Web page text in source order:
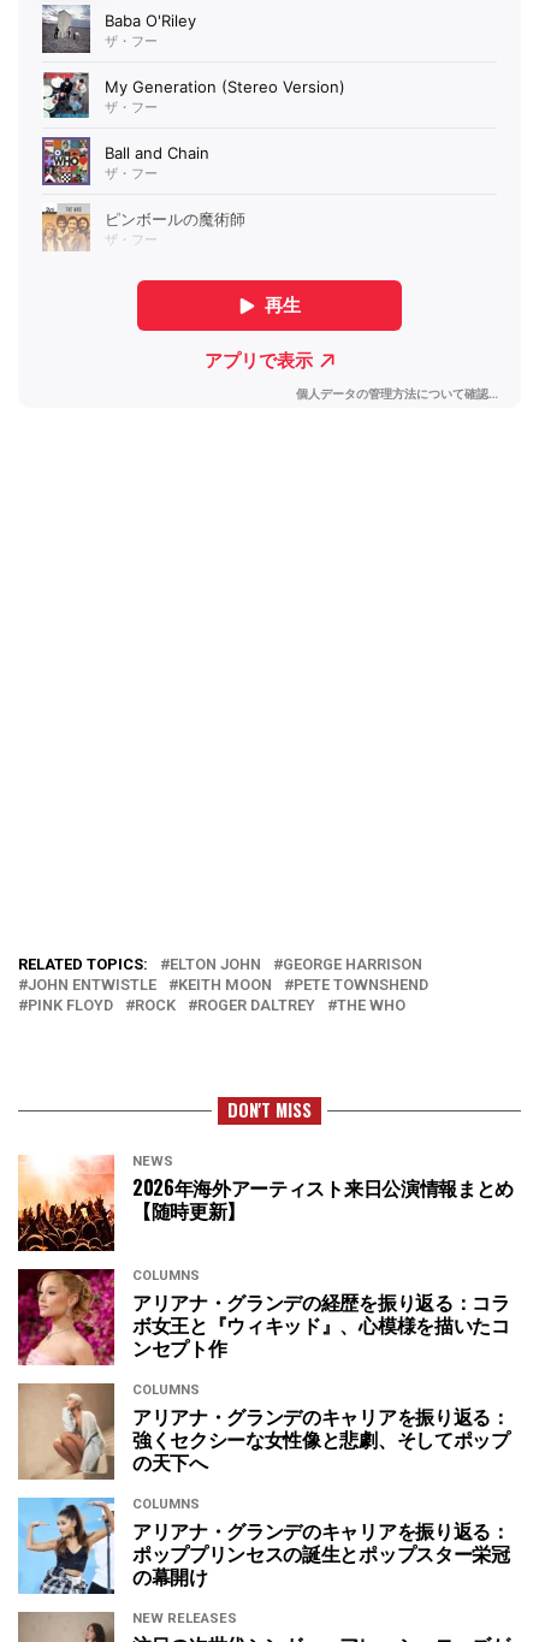
RELATED TOPICS: ELTON JOHN
GEORGE HARRISON
JOHN ENTWISTLE
KEITH MOON
PETE TOWNSHEND
PINK FLOYD
ROCK ROGER DALTREY THE WHO
DON'T MISS
NEWS
2026年海外アーティスト来日公演情報まとめ
【随時更新】
COLUMNS
アリアナ・グランデの経歴を振り返る：コラ
ボ女王と『ウィキッド』、心模様を描いたコ
ンセプト作
COLUMNS
アリアナ・グランデのキャリアを振り返る：
強くセクシーな女性像と悲劇、そしてポップ
の天下へ
COLUMNS
アリアナ・グランデのキャリアを振り返る：
ポッププリンセスの誕生とポップスター栄冠
の幕開け
NEW RELEASES